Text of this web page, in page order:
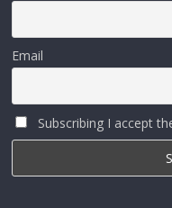
Email
Subscribing I accept